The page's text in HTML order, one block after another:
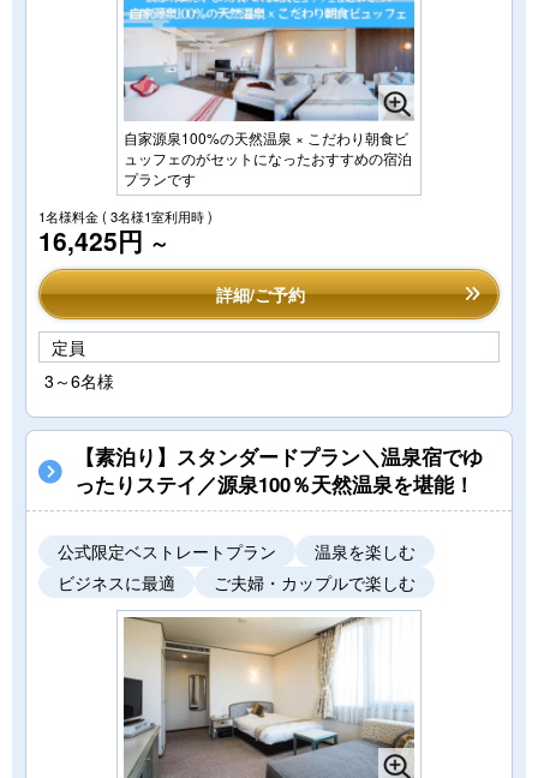
自家源泉100%の天然温泉 × こだわり朝食ビ
ュッフェのがセットになったおすすめの宿泊
プランです
1名様料金( 3名様1室利用時 )
16,425円 ～
詳細/ご予約
定員
3～6名様
【素泊り】スタンダードプラン＼温泉宿でゆ
ったりステイ／源泉100％天然温泉を堪能！
公式限定ベストレートプラン
温泉を楽しむ
ビジネスに最適
ご夫婦・カップルで楽しむ